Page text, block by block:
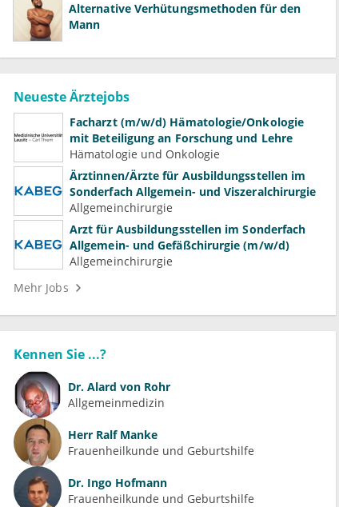
Alternative Verhütungsmethoden für den
Mann
Neueste Ärztejobs
Facharzt (m/w/d) Hämatologie/Onkologie
mit Beteiligung an Forschung und Lehre
Hämatologie und Onkologie
Ärztinnen/Ärzte für Ausbildungsstellen im
Sonderfach Allgemein- und Viszeralchirurgie
Allgemeinchirurgie
Arzt für Ausbildungsstellen im Sonderfach
Allgemein- und Gefäßchirurgie (m/w/d)
Allgemeinchirurgie
Mehr Jobs
Kennen Sie ...?
Dr. Alard von Rohr
Allgemeinmedizin
Herr Ralf Manke
Frauenheilkunde und Geburtshilfe
Dr. Ingo Hofmann
Frauenheilkunde und Geburtshilfe